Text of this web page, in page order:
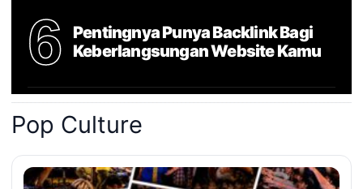
6
Pentingnya Punya Backlink Bagi
Keberlangsungan Website Kamu
Pop Culture